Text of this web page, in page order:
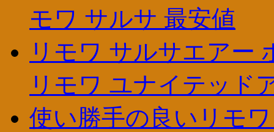
モワ サルサ 最安値
リモワ サルサエアー
リモワ ユナイテッド
使い勝手の良いリモ